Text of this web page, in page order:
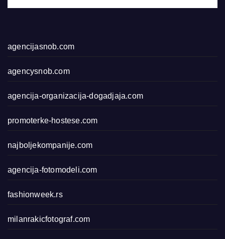
agencijasnob.com
agencysnob.com
agencija-organizacija-dogadjaja.com
promoterke-hostese.com
najboljekompanije.com
agencija-fotomodeli.com
fashionweek.rs
milanrakicfotograf.com